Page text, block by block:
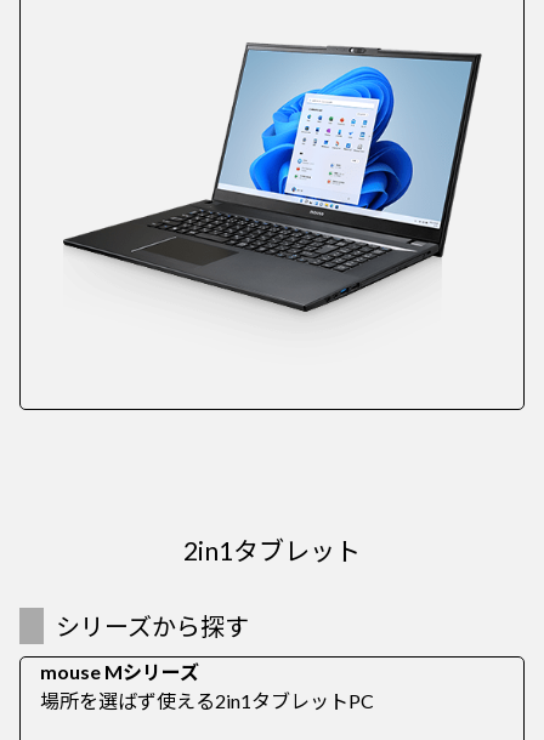
2in1タブレット
シリーズから探す
mouse Mシリーズ
場所を選ばず使える2in1タブレットPC